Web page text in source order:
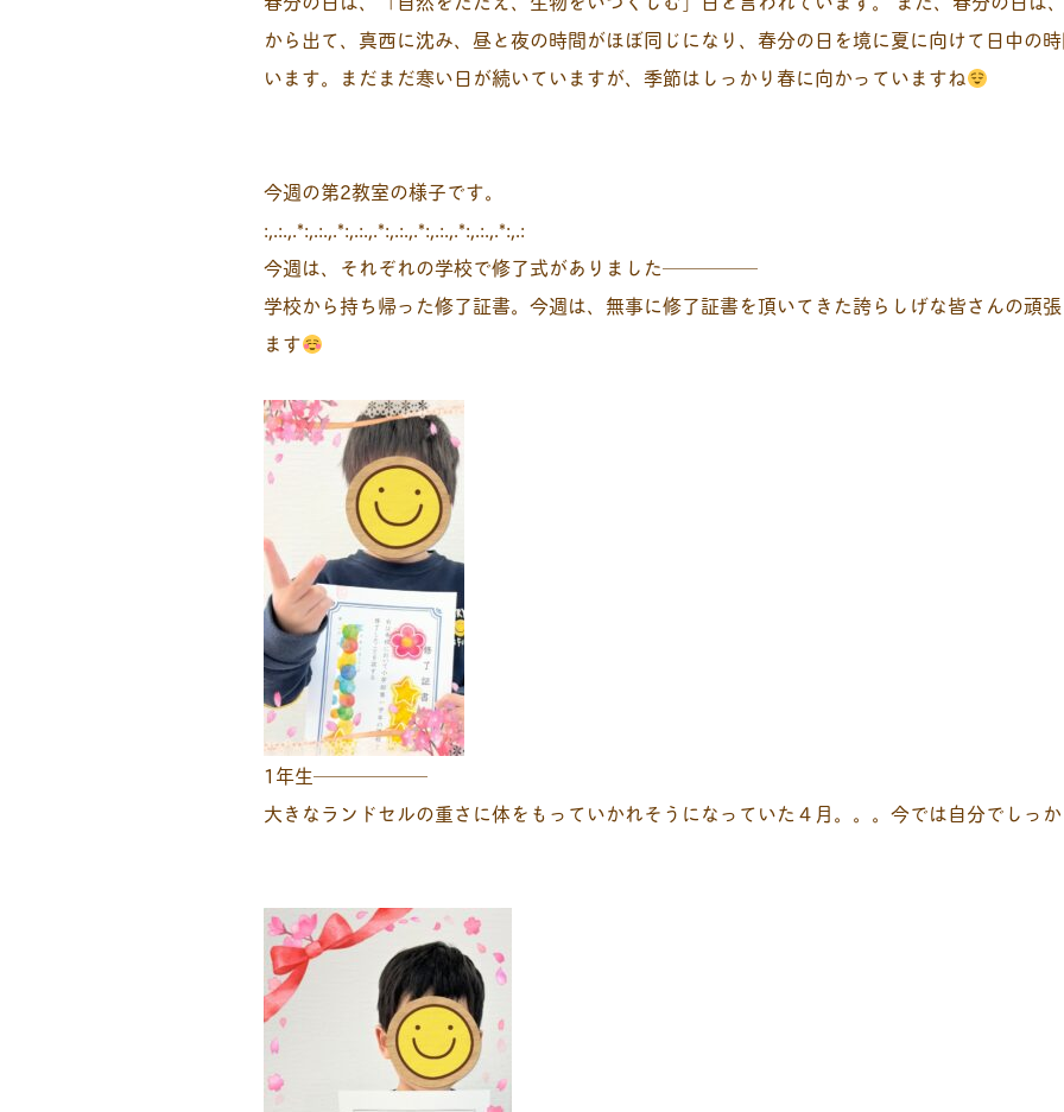
から出て、真西に沈み、昼と夜の時間がほぼ同じになり、春分の日を境に夏に向けて日中の
います。まだまだ寒い日が続いていますが、季節はしっかり春に向かっていますね
今週の第2教室の様子です。
:,.:.,.*:,.:.,.*:,.:.,.*:,.:.,.*:,.:.,.*:,.:.,.*:,.:
今週は、それぞれの学校で修了式がありました─────
学校から持ち帰った修了証書。今週は、無事に修了証書を頂いてきた誇らしげな皆さんの頑
ます
1年生──────
大きなランドセルの重さに体をもっていかれそうになっていた４月。。。今では自分でしっ